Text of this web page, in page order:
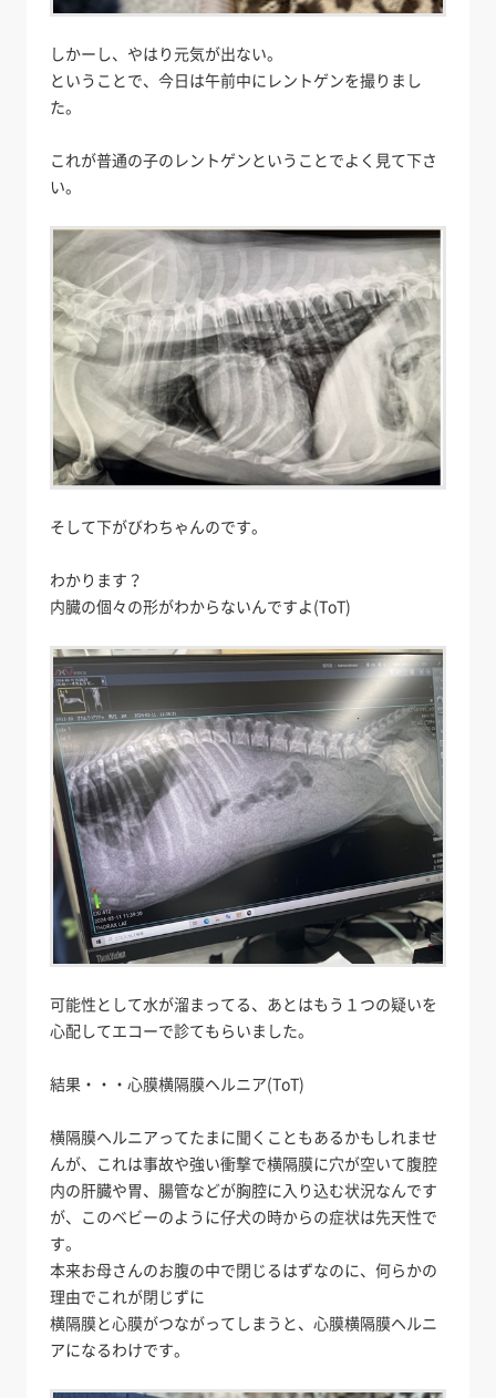
しかーし、やはり元気が出ない。
ということで、今日は午前中にレントゲンを撮りまし
た。
これが普通の子のレントゲンということでよく見て下さ
い。
そして下がびわちゃんのです。
わかります？
内臓の個々の形がわからないんですよ(ToT)
可能性として水が溜まってる、あとはもう１つの疑いを
心配してエコーで診てもらいました。
結果・・・心膜横隔膜ヘルニア(ToT)
横隔膜ヘルニアってたまに聞くこともあるかもしれませ
んが、これは事故や強い衝撃で横隔膜に穴が空いて腹腔
内の肝臓や胃、腸管などが胸腔に入り込む状況なんです
が、このベビーのように仔犬の時からの症状は先天性で
す。
本来お母さんのお腹の中で閉じるはずなのに、何らかの
理由でこれが閉じずに
横隔膜と心膜がつながってしまうと、心膜横隔膜ヘルニ
アになるわけです。